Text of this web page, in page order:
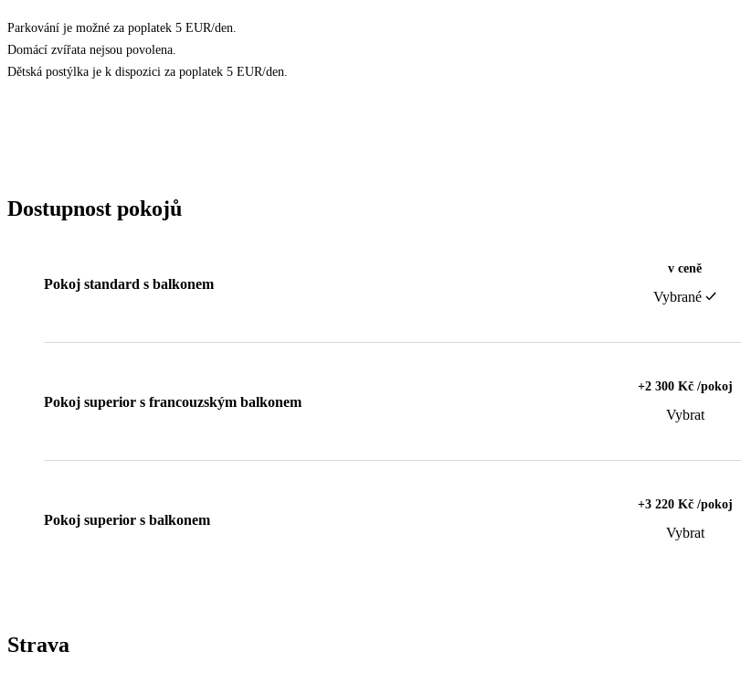
Parkování je možné za poplatek 5 EUR/den.
Domácí zvířata nejsou povolena.
Dětská postýlka je k dispozici za poplatek 5 EUR/den.
Dostupnost pokojů
Pokoj standard s balkonem
v ceně
Vybrané
Pokoj superior s francouzským balkonem
+2 300 Kč /pokoj
Vybrat
Pokoj superior s balkonem
+3 220 Kč /pokoj
Vybrat
Strava